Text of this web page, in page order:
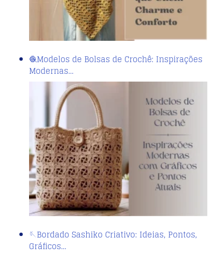
🧶Modelos de Bolsas de Crochê: Inspirações
Modernas…
🪡Bordado Sashiko Criativo: Ideias, Pontos,
Gráficos…